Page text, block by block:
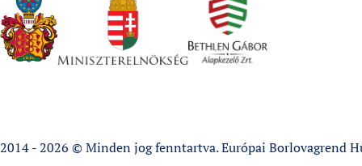
2014 - 2026 © Minden jog fenntartva. Európai Borlovagrend